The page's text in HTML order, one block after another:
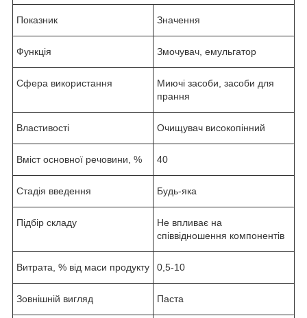
Показник Значення
Функція Змочувач, емульгатор
Сфера використання
Миючі засоби, засоби для
прання
Властивості Очищувач високопінний
Вміст основної речовини, % 40
Стадія введення Будь-яка
Підбір складу
Не впливає на
співвідношення компонентів
Витрата, % від маси продукту 0,5-10
Зовнішній вигляд Паста